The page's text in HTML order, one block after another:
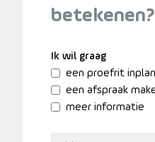
betekenen?
Ik wil graag
een proefrit
een afspraak
meer informatie